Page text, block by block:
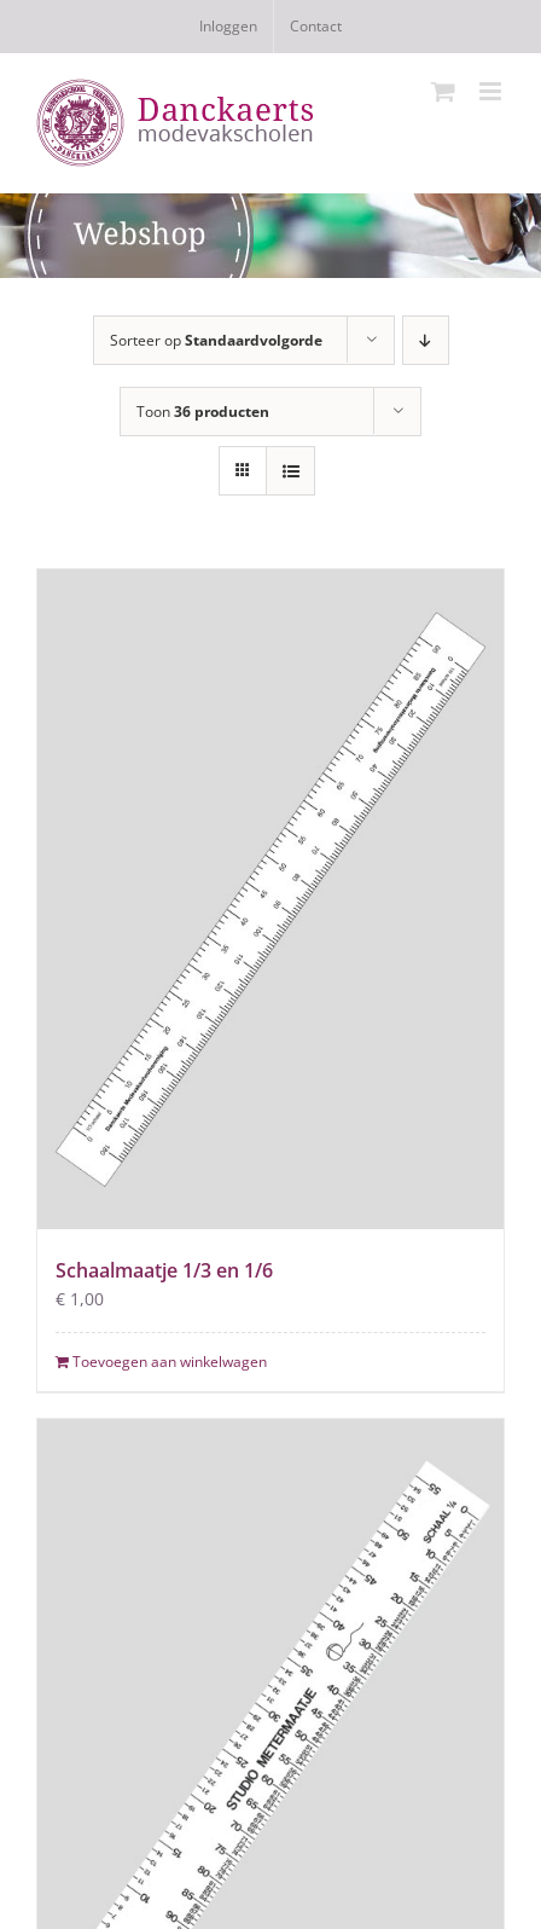
Inloggen Contact
Sorteer opStandaardvolgorde
Toon36 producten
Schaalmaatje 1/3 en 1/6
€ 1,00
Toevoegen aan winkelwagen